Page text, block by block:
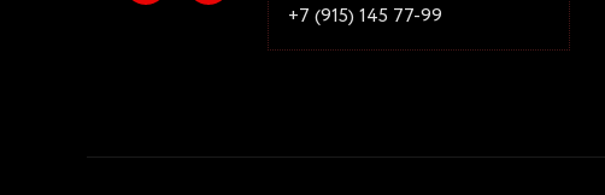
+7 (915) 145 77-99